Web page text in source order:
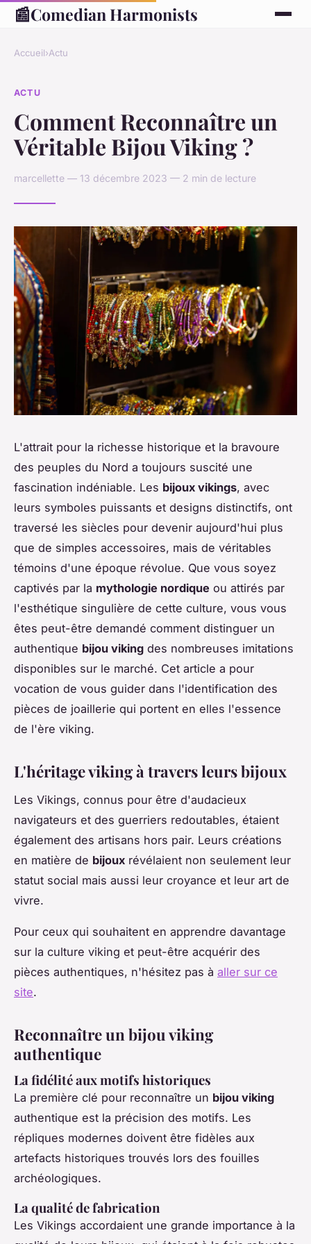
📰Comedian Harmonists
Accueil›Actu
ACTU
Comment Reconnaître un
Véritable Bijou Viking ?
marcellette — 13 décembre 2023 — 2 min de lecture
L'attrait pour la richesse historique et la bravoure
des peuples du Nord a toujours suscité une
fascination indéniable. Les bijoux vikings, avec
leurs symboles puissants et designs distinctifs, ont
traversé les siècles pour devenir aujourd'hui plus
que de simples accessoires, mais de véritables
témoins d'une époque révolue. Que vous soyez
captivés par la mythologie nordique ou attirés par
l'esthétique singulière de cette culture, vous vous
êtes peut-être demandé comment distinguer un
authentique bijou viking des nombreuses imitations
disponibles sur le marché. Cet article a pour
vocation de vous guider dans l'identification des
pièces de joaillerie qui portent en elles l'essence
de l'ère viking.
L'héritage viking à travers leurs bijoux
Les Vikings, connus pour être d'audacieux
navigateurs et des guerriers redoutables, étaient
également des artisans hors pair. Leurs créations
en matière de bijoux révélaient non seulement leur
statut social mais aussi leur croyance et leur art de
vivre.
Pour ceux qui souhaitent en apprendre davantage
sur la culture viking et peut-être acquérir des
pièces authentiques, n'hésitez pas à aller sur ce
site.
Reconnaître un bijou viking
authentique
La fidélité aux motifs historiques
La première clé pour reconnaître un bijou viking
authentique est la précision des motifs. Les
répliques modernes doivent être fidèles aux
artefacts historiques trouvés lors des fouilles
archéologiques.
La qualité de fabrication
Les Vikings accordaient une grande importance à la